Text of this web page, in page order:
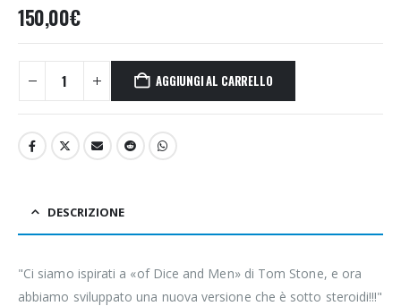
150,00€
AGGIUNGI AL CARRELLO
DESCRIZIONE
"Ci siamo ispirati a «of Dice and Men» di Tom Stone, e ora
abbiamo sviluppato una nuova versione che è sotto steroidi!!!"